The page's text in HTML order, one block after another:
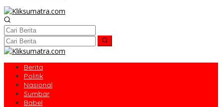
Berita
Politik
Nasional
Sumbar
Babel